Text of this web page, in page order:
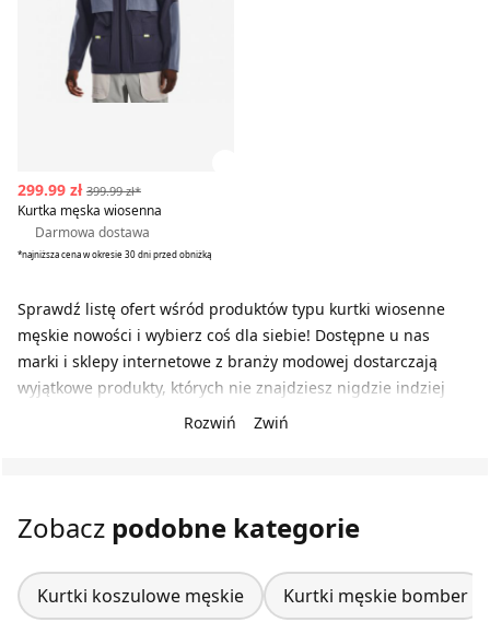
299.99 zł 399.99 zł*
Kurtka męska wiosenna
Darmowa dostawa
*najniższa cena w okresie 30 dni przed obniżką
Sprawdź listę ofert wśród produktów typu kurtki wiosenne
męskie nowości i wybierz coś dla siebie! Dostępne u nas
marki i sklepy internetowe z branży modowej dostarczają
wyjątkowe produkty, których nie znajdziesz nigdzie indziej
Rozwiń
Zwiń
Zobacz podobne kategorie
Kurtki koszulowe męskie Kurtki męskie bomber